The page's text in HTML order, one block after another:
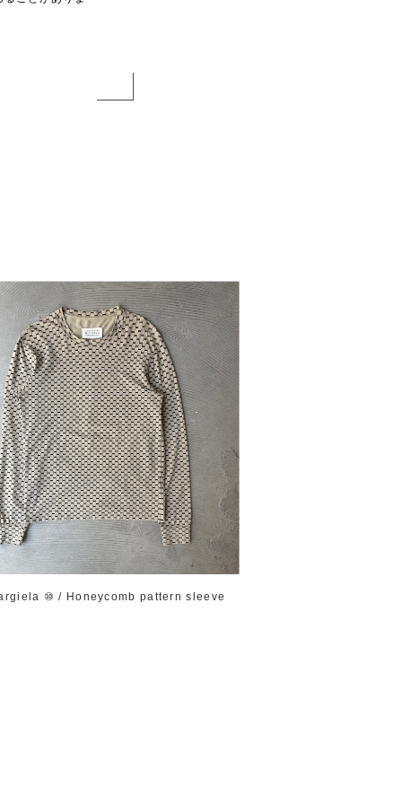
⑩ / Honeycomb pattern sleeve